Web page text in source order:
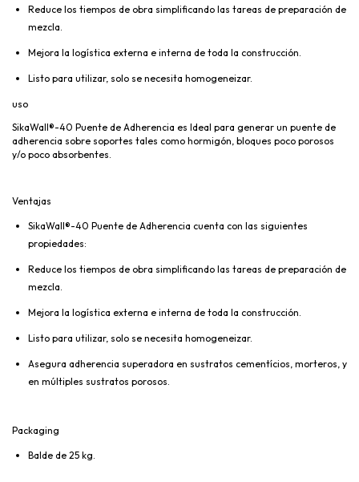
Reduce los tiempos de obra simplificando las tareas de preparación de
mezcla.
Mejora la logística externa e interna de toda la construcción.
Listo para utilizar, solo se necesita homogeneizar.
uso
SikaWall®-40 Puente de Adherencia es Ideal para generar un puente de
adherencia sobre soportes tales como hormigón, bloques poco porosos
y/o poco absorbentes.
Ventajas
SikaWall®-40 Puente de Adherencia cuenta con las siguientes
propiedades:
Reduce los tiempos de obra simplificando las tareas de preparación de
mezcla.
Mejora la logística externa e interna de toda la construcción.
Listo para utilizar, solo se necesita homogeneizar.
Asegura adherencia superadora en sustratos cementícios, morteros, y
en múltiples sustratos porosos.
Packaging
Balde de 25 kg.